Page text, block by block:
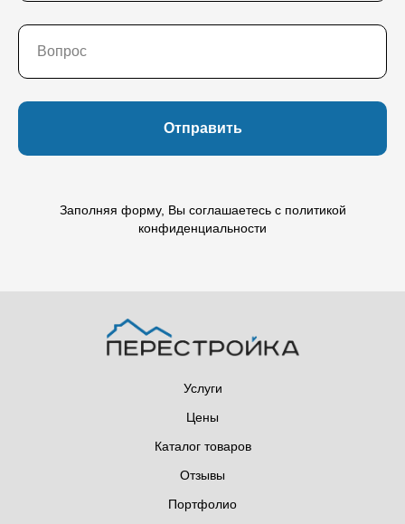
Отправить
Заполняя форму, Вы соглашаетесь с политикой
конфиденциальности
Услуги
Цены
Каталог товаров
Портфолио
Отзывы